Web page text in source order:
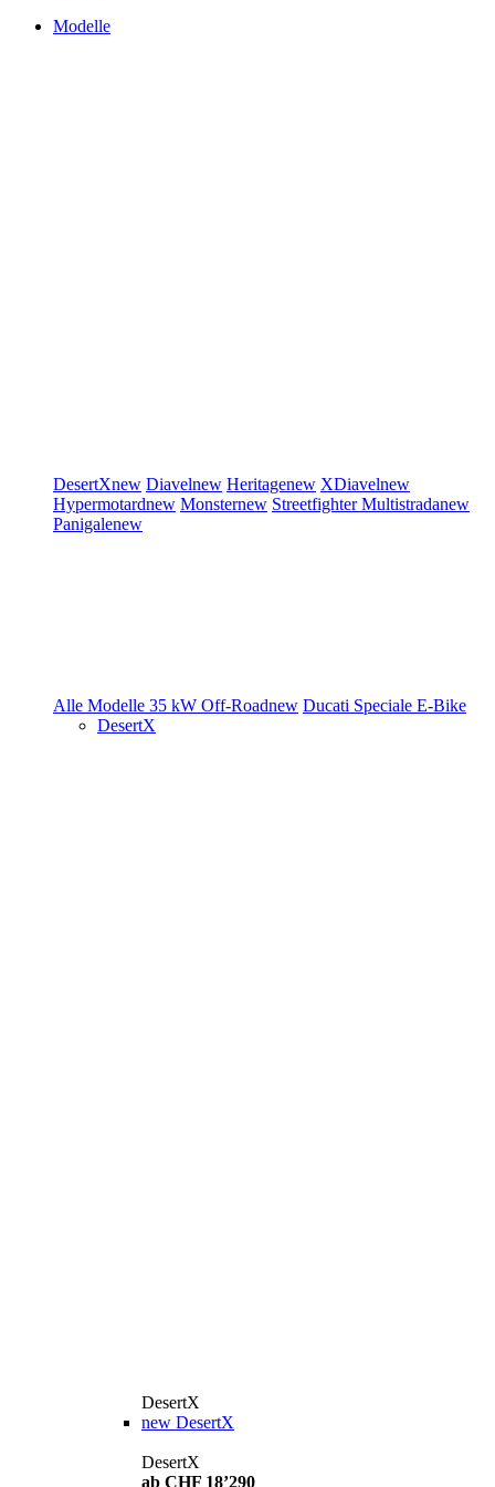
Modelle
DesertXnew Diavelnew Heritagenew XDiavelnew
Hypermotardnew Monsternew StreetfighterMultistradanew
Panigalenew
Alle Modelle 35 kW Off-Roadnew Ducati Speciale E-Bike
DesertX
DesertX
new DesertX
DesertX
ab CHF 18’290